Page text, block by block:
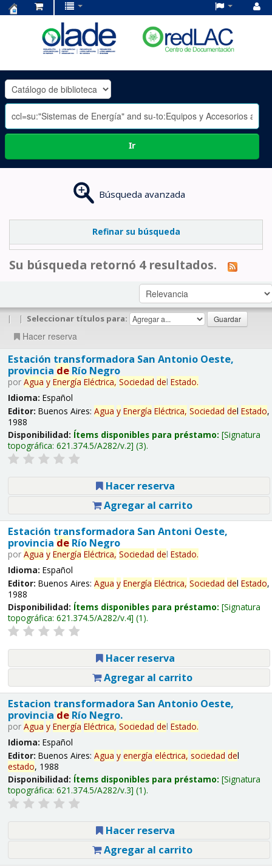
OLADE
-
Ir
Búsqueda avanzada
Refinar su búsqueda
Su búsqueda retornó 4 resultados.
| | Seleccionar títulos para:
Hacer reserva
Estación transformadora San Antonio Oeste,
provincia deRío Negro
por Agua y Energía Eléctrica, Sociedad del Estado.
Idioma: Español
Editor: Buenos Aires: Agua y Energía Eléctrica, Sociedad del Estado,
1988
Disponibilidad: Ítems disponibles para préstamo: Signatura
topográfica: 621.374.5/A282/v.2 (3).
Hacer reserva
Agregar al carrito
Estación transformadora San Antoni Oeste,
provincia deRío Negro
por Agua y Energía Eléctrica, Sociedad del Estado.
Idioma: Español
Editor: Buenos Aires: Agua y Energía Eléctrica, Sociedad del Estado,
1988
Disponibilidad: Ítems disponibles para préstamo: Signatura
topográfica: 621.374.5/A282/v.4 (1).
Hacer reserva
Agregar al carrito
Estacion transformadora San Antonio Oeste,
provincia deRío Negro.
por Agua y Energía Eléctrica, Sociedad del Estado.
Idioma: Español
Editor: Buenos Aires: Agua y energía eléctrica, sociedad del
estado, 1988
Disponibilidad: Ítems disponibles para préstamo: Signatura
topográfica: 621.374.5/A282/v.3 (1).
Hacer reserva
Agregar al carrito